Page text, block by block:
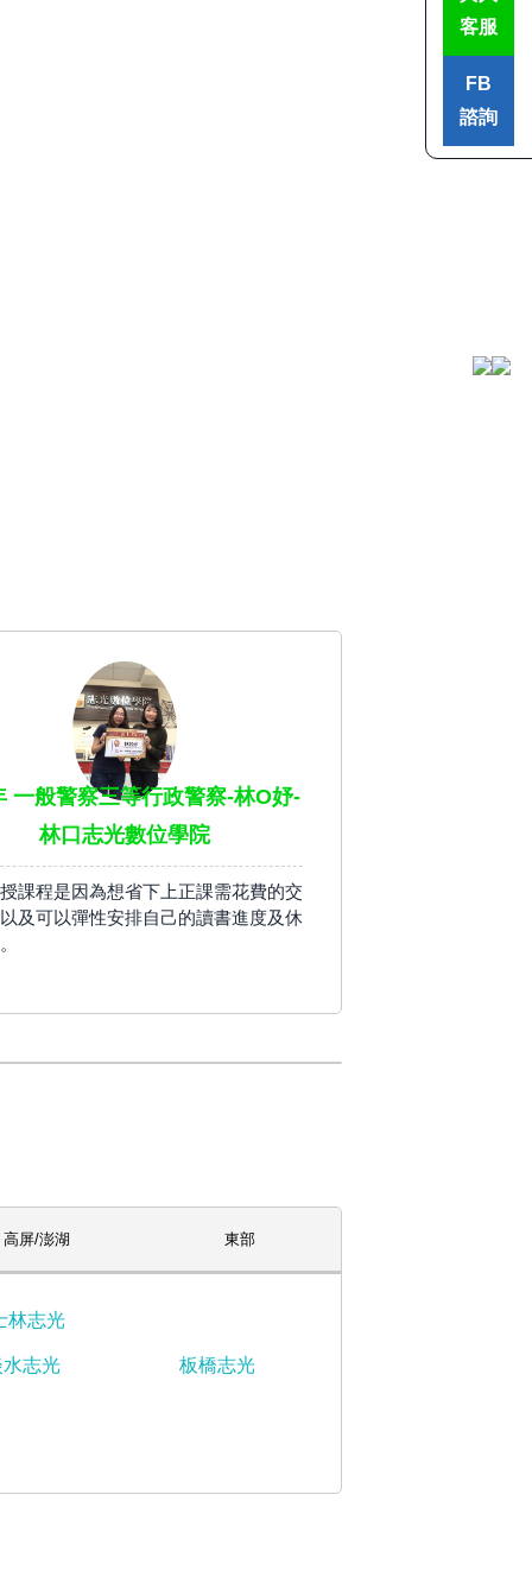
客服
FB
諮詢
一般警察三等行政警察-林O妤-
林口志光數位學院
課程是因為想省下上正課需花費的交
及可以彈性安排自己的讀書進度及休
高屏/澎湖 東部
林志光
志光 板橋志光